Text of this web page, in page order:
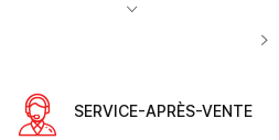
SERVICE-APRÈS-VENTE